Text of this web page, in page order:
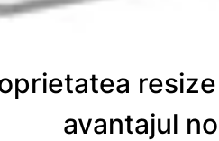
avantajul